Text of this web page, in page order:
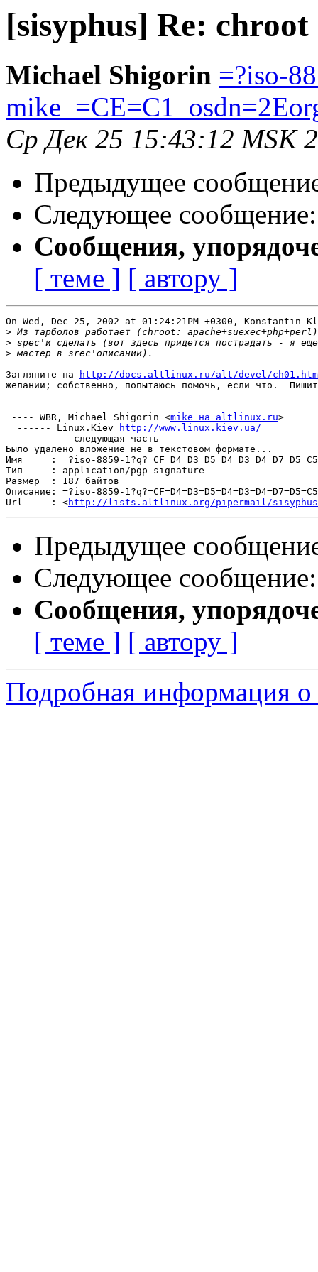
[sisyphus] Re: chroot
Michael Shigorin =?iso-
Ср Дек 25 15:43:12 MSK
Предыдущее
Следующее
Сообщения,
[ теме ] [ автору ]
On Wed, Dec 25, 2002 at 01:24:21PM +0300, Konstantin
>
>
>
Загляните на
http://docs.altlinux.ru/alt/devel/
желании; собственно, попытаюсь помочь, если что.
--
---- WBR, Michael Shigorin <mike на altlinux.ru>
  ------ Linux.Kiev
http://www.linux.kiev.ua/
----------- следующая часть -----------
Было удалено вложение не в текстовом формате...
Имя     : =?iso-8859-
Тип     : application/pgp-signature
Размер  : 187 байтов
Описание: =?iso-8859-
Url     : <http://lists.altlinux.org/pipermail/sisyphus/
Предыдущее
Следующее
Сообщения,
[ теме ] [ автору ]
Подробная информация о